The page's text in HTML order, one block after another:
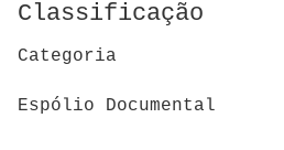
Classificação
Categoria
Espólio Documental